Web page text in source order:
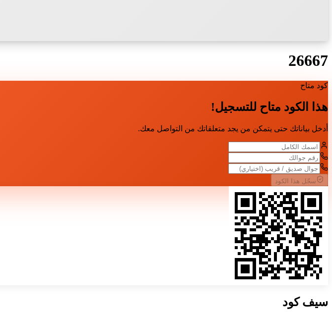
26667
كود متاح
هذا الكود متاح للتسجيل!
أدخل بياناتك حتى يتمكن من يجد متعلقاتك من التواصل معك.
سجّل هذا الكود
سيفكود